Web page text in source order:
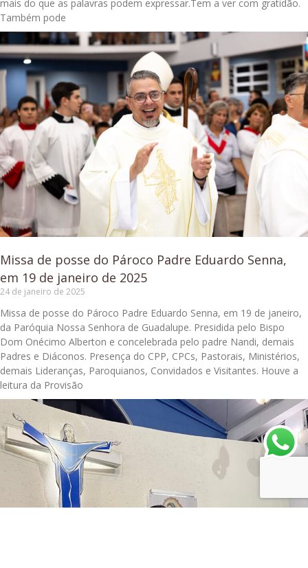
mais do que as palavras podem expressar.Tem a ver com gratidão.
Também pode
Missa de posse do Pároco Padre Eduardo Senna,
em 19 de janeiro de 2025
24 de janeiro de 2025
Missa de posse do Pároco Padre Eduardo Senna, em 19 de janeiro,
da Paróquia Nossa Senhora de Guadalupe. Presidida pelo Bispo
Dom Onécimo Alberton e concelebrada pelo padre Nandi, demais
Padres e Diáconos. Presença do CPP, CPCs, Pastorais, Ministérios,
demais Lideranças, Paroquianos, Convidados e Visitantes. Houve a
leitura da Provisão